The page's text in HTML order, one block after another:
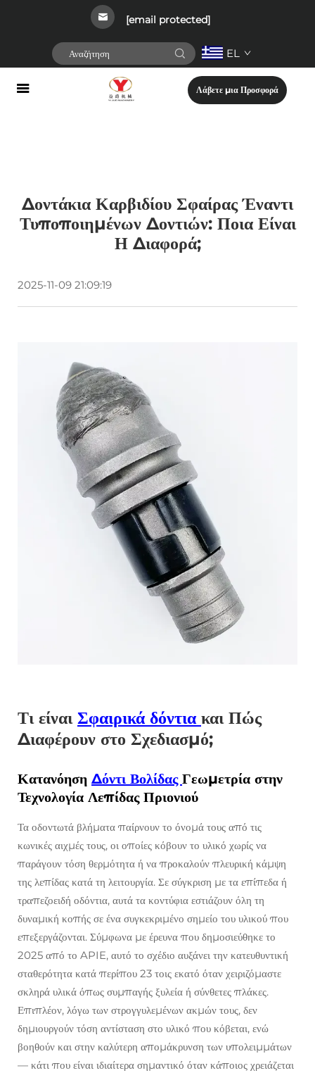
[email protected]
EL
Λάβετε μια Προσφορά
Δοντάκια Καρβιδίου Σφαίρας Έναντι
Τυποποιημένων Δοντιών: Ποια Είναι
Η Διαφορά;
2025-11-09 21:09:19
Τι είναι Σφαιρικά δόντια και Πώς
Διαφέρουν στο Σχεδιασμό;
Κατανόηση Δόντι Βολίδας Γεωμετρία στην
Τεχνολογία Λεπίδας Πριονιού
Τα οδοντωτά βλήματα παίρνουν το όνομά τους από τις
κωνικές αιχμές τους, οι οποίες κόβουν το υλικό χωρίς να
παράγουν τόση θερμότητα ή να προκαλούν πλευρική κάμψη
της λεπίδας κατά τη λειτουργία. Σε σύγκριση με τα επίπεδα ή
τραπεζοειδή οδόντια, αυτά τα κοντύφια εστιάζουν όλη τη
δυναμική κοπής σε ένα συγκεκριμένο σημείο του υλικού που
επεξεργάζονται. Σύμφωνα με έρευνα που δημοσιεύθηκε το
2025 από το APIE, αυτό το σχέδιο αυξάνει την κατευθυντική
σταθερότητα κατά περίπου 23 τοις εκατό όταν χειριζόμαστε
σκληρά υλικά όπως συμπαγής ξυλεία ή σύνθετες πλάκες.
Επιπλέον, λόγω των στρογγυλεμένων ακμών τους, δεν
δημιουργούν τόση αντίσταση στο υλικό που κόβεται, ενώ
βοηθούν και στην καλύτερη απομάκρυνση των υπολειμμάτων
— κάτι που είναι ιδιαίτερα σημαντικό όταν κάποιος χρειάζεται